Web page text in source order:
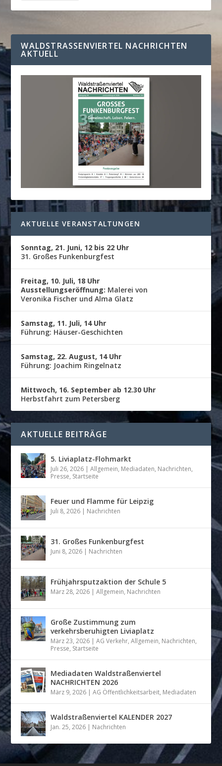
WALDSTRASSENVIERTEL NACHRICHTEN A
KTUELL
AKTUELLE VERANSTALTUNGEN
Sonntag, 21. Juni, 12 bis 22 Uhr
31. Großes Funkenburgfest
Freitag, 10. Juli, 18 Uhr
Ausstellungseröffnung: Malerei von
Veronika Fischer und Alma Glatz
Samstag, 11. Juli, 14 Uhr
Führung: Häuser-Geschichten
Samstag, 22. August, 14 Uhr
Führung: Joachim Ringelnatz
Mittwoch, 16. September ab 12.30 Uhr
Herbstfahrt zum Petersberg
AKTUELLE BEITRÄGE
5. Liviaplatz-Flohmarkt
Juli 26, 2026 |Allgemein, Mediadaten, Nachrichten,
Presse, Startseite
Feuer und Flamme für Leipzig
Juli 8, 2026 | Nachrichten
31. Großes Funkenburgfest
Juni 8, 2026 | Nachrichten
Frühjahrsputzaktion der Schule 5
März 28, 2026 |Allgemein, Nachrichten
Große Zustimmung zum
verkehrsberuhigten Liviaplatz
März 23, 2026 |AG Verkehr,Allgemein, Nachrichten,
Presse, Startseite
Mediadaten Waldstraßenviertel
NACHRICHTEN 2026
März 9, 2026 |AG Öffentlichkeitsarbeit, Mediadaten
Waldstraßenviertel KALENDER 2027
Jan. 25, 2026 | Nachrichten